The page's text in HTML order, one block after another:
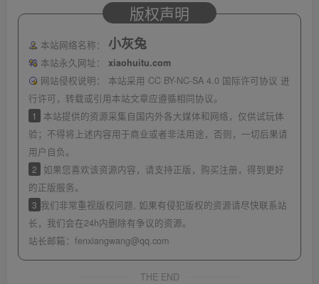
版权声明
本站网络名称： 小灰兔
本站永久网址：
xiaohuitu.com
网站侵权说明：
本站采用 CC BY-NC-SA 4.0 国际许可协议 进
行许可，转载或引用本站文章应遵循相同协议。
1
本站提供的资源采集自国内外各大媒体和网络，仅供试玩体
验；不得将上述内容用于商业或者非法用途，否则，一切后果请
用户自负。
2
如果您喜欢该资源内容，请支持正版，购买注册，得到更好
的正版服务。
3 我们非常重视版权问题, 如果有侵犯版权的资源请尽快联系站
长，我们会在24h内删除有争议的资源。
站长邮箱： fenxiangwang@qq.com
THE END